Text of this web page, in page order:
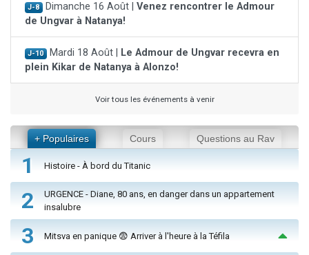
J-8 Dimanche 16 Août | Venez rencontrer le Admour
de Ungvar à Natanya!
J-10 Mardi 18 Août |
Le Admour de Ungvar recevra en
plein Kikar de Natanya à Alonzo!
Voir tous les événements à venir
+ Populaires Cours Questions au Rav
1 Histoire - À bord du Titanic
2
URGENCE - Diane, 80 ans, en danger dans un appartement
insalubre
3 Mitsva en panique 😨 Arriver à l'heure à la Téfila